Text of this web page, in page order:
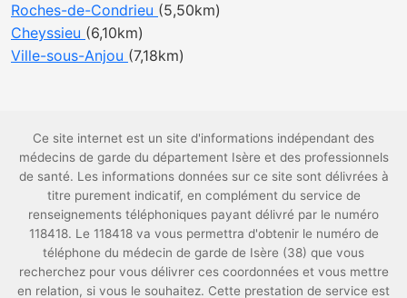
Roches-de-Condrieu (5,50km)
Cheyssieu (6,10km)
Ville-sous-Anjou (7,18km)
Ce site internet est un site d'informations indépendant des
médecins de garde du département Isère et des professionnels
de santé. Les informations données sur ce site sont délivrées à
titre purement indicatif, en complément du service de
renseignements téléphoniques payant délivré par le numéro
118418. Le 118418 va vous permettra d'obtenir le numéro de
téléphone du médecin de garde de Isère (38) que vous
recherchez pour vous délivrer ces coordonnées et vous mettre
en relation, si vous le souhaitez. Cette prestation de service est